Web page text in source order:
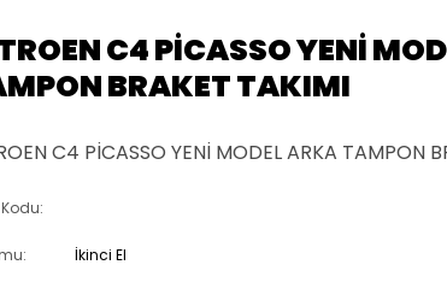
C4 PİCASSO YENİ
BRAKET TAKIMI
C4 PİCASSO YENİ MODEL ARKA TAMPON
İkinci El